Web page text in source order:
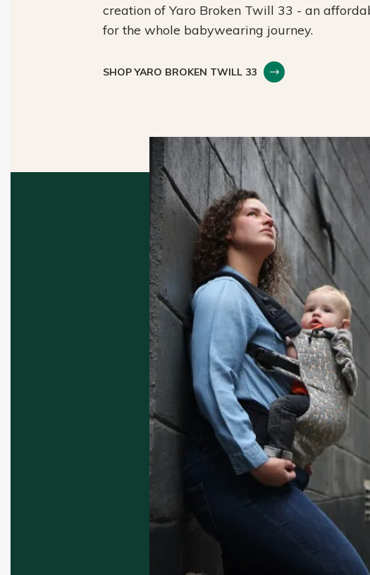
creation of Yaro Broken Twill 33 - an
for the whole babywearing journey.
SHOP YARO BROKEN TWILL 33